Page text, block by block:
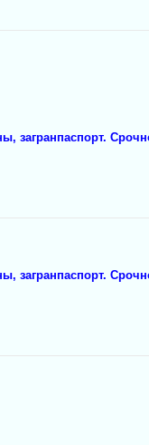
загранпаспорт.
загранпаспорт.